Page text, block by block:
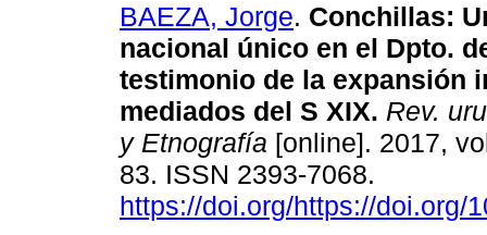
BAEZA, Jorge. Conchillas:
nacional único en el Dpto.
testimonio de la expansión
mediados del S XIX. Rev.
y Etnografía [online]. 2017,
83. ISSN 2393-7068.
https://doi.org/https://doi.org/